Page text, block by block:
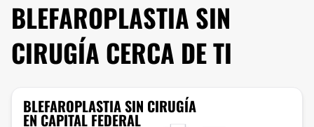
BLEFAROPLASTIA SIN
CIRUGÍA CERCA DE TI
BLEFAROPLASTIA SIN CIRUGÍA
EN CAPITAL FEDERAL